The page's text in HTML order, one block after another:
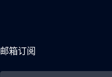
邮箱订阅